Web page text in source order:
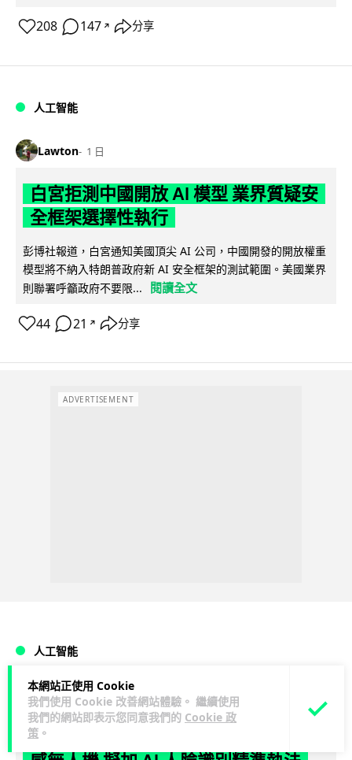
本網站正使用 Cookie
我們使用 Cookie 改善網站體驗。 繼續使用
我們的網站即表示您同意我們的 Cookie 政
策 。
208 147 ↗ 分享
人工智能
Lawton 1 日
白宮拒測中國開放 AI 模型 業界質疑安
全框架選擇性執行
彭博社報道，白宮通知美國頂尖 AI 公司，中國開發的開放權重
模型將不納入特朗普政府新 AI 安全框架的測試範圍。美國業界
則聯署呼籲政府不要限...
閱讀全文
44 21 ↗ 分享
ADVERTISEMENT
人工智能
Vin 1 日
地盤偷吸煙難逃高空法眼 勞工處出動熱